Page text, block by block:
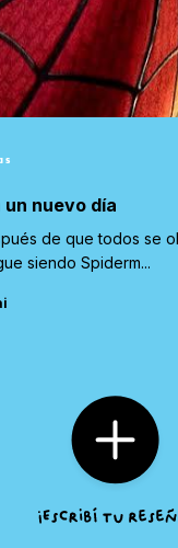
un nuevo día
de que todos se
siendo Spiderm...